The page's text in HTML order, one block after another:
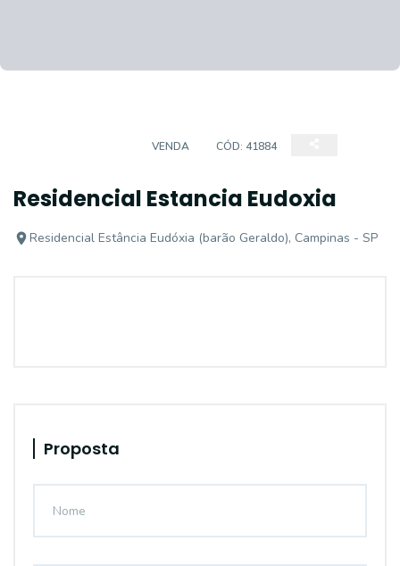
VENDA CÓD: 41884
Residencial Estancia Eudoxia
Residencial Estância Eudóxia (barão Geraldo), Campinas - SP
Proposta